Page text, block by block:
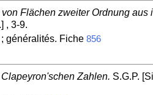
Flächen zweiter Ordnung
, 3-9.
généralités. Fiche 856
Zahlen. S.G.P.